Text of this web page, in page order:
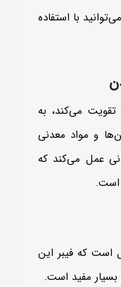
با استفاده
می‌کند، به
و مواد معدنی
عمل می‌کند که
است.
است که فیبر این
مفید است.